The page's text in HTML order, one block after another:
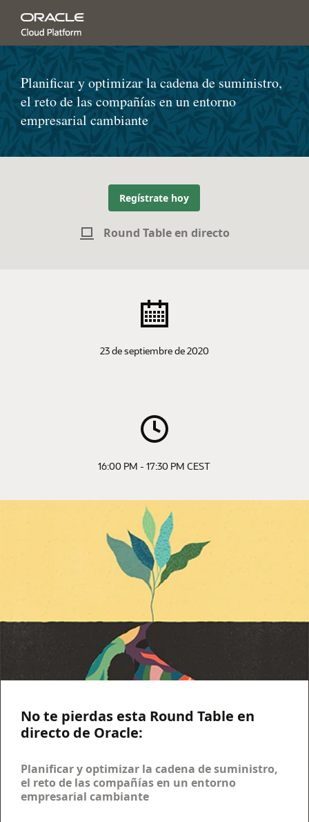
Planificar y optimizar la cadena de suministro,
el reto de las compañías en un entorno
empresarial cambiante
Regístrate hoy
Round Table en directo
23 de septiembre de 2020
16:00 PM - 17:30 PM CEST
No te pierdas esta Round Table en
directo de Oracle:
Planificar y optimizar la cadena de suministro,
el reto de las compañías en un entorno
empresarial cambiante